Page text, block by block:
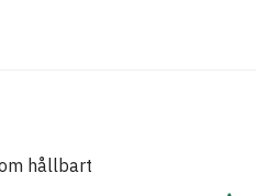
hållbart